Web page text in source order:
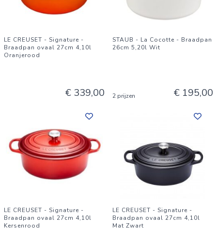
LE CREUSET - Signature -
Braadpan ovaal 27cm 4,10l
Oranjerood
€ 339,00
STAUB - La Cocotte - Braadpan
26cm 5,20l Wit
2 prijzen € 195,00
LE CREUSET - Signature -
Braadpan ovaal 27cm 4,10l
Kersenrood
LE CREUSET - Signature -
Braadpan ovaal 27cm 4,10l
Mat Zwart